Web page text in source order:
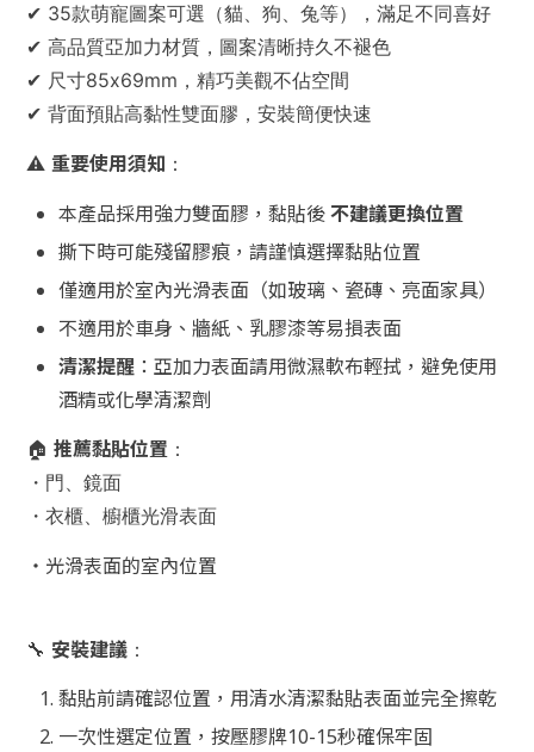
✔ 35款萌寵圖案可選（貓、狗、兔等），滿足不同喜好
✔ 高品質亞加力材質，圖案清晰持久不褪色
✔ 尺寸85x69mm，精巧美觀不佔空間
✔ 背面預貼高黏性雙面膠，安裝簡便快速
⚠️ 重要使用須知 ：
本產品採用強力雙面膠，黏貼後不建議更換位置
撕下時可能殘留膠痕，請謹慎選擇黏貼位置
僅適用於室內光滑表面（如玻璃、瓷磚、亮面家具）
不適用於車身、牆紙、乳膠漆等易損表面
清潔提醒 ：亞加力表面請用微濕軟布輕拭，避免使用
酒精或化學清潔劑
🏠 推薦黏貼位置 ：
・門、鏡面
・衣櫃、櫥櫃光滑表面
・ 光滑表面的室內位置
🔧 安裝建議 ：
黏貼前請確認位置，用清水清潔黏貼表面並完全擦乾
一次性選定位置，按壓膠牌10-15秒確保牢固